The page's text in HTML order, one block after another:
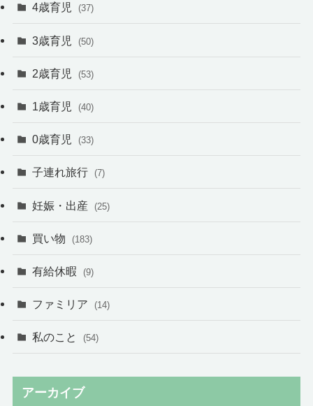
4歳育児 (37)
3歳育児 (50)
2歳育児 (53)
1歳育児 (40)
0歳育児 (33)
子連れ旅行 (7)
妊娠・出産 (25)
買い物 (183)
有給休暇 (9)
ファミリア (14)
私のこと (54)
アーカイブ